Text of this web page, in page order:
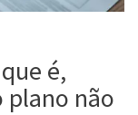
é,
plano não